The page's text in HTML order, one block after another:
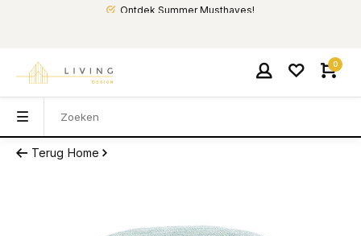
Ontdek Summer Musthaves!
0
Terug Home